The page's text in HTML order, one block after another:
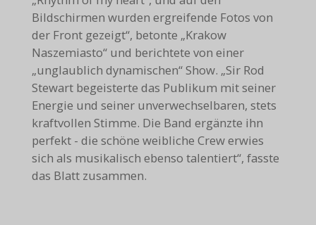
Bildschirmen wurden ergreifende Fotos von
der Front gezeigt“, betonte „Krakow
Naszemiasto“ und berichtete von einer
„unglaublich dynamischen“ Show. „Sir Rod
Stewart begeisterte das Publikum mit seiner
Energie und seiner unverwechselbaren, stets
kraftvollen Stimme. Die Band ergänzte ihn
perfekt - die schöne weibliche Crew erwies
sich als musikalisch ebenso talentiert“, fasste
das Blatt zusammen.